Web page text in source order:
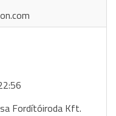
Fordítóiroda Kft.